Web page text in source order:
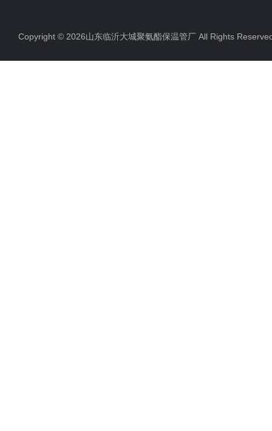
Copyright © 2026山东临沂大城聚氨酯保温管厂 All Rights